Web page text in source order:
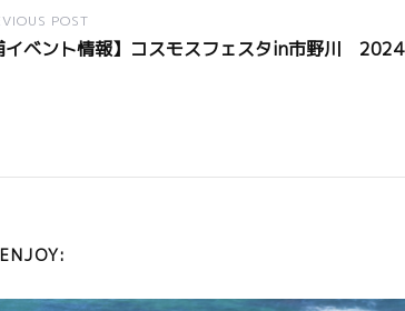
POST
イベント情報】コスモスフェスタin市野川 2024